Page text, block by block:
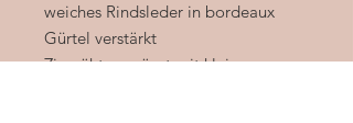
weiches Rindsleder in bordeaux
Gürtel verstärkt
Ziernähte ergänzt mit kleinen